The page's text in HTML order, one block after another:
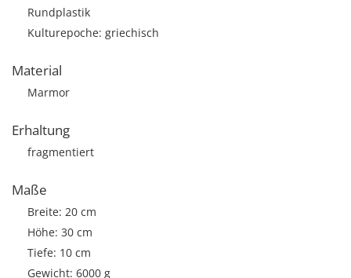
Rundplastik
Kulturepoche: griechisch
Material
Marmor
Erhaltung
fragmentiert
Maße
Breite: 20 cm
Höhe: 30 cm
Tiefe: 10 cm
Gewicht: 6000 g